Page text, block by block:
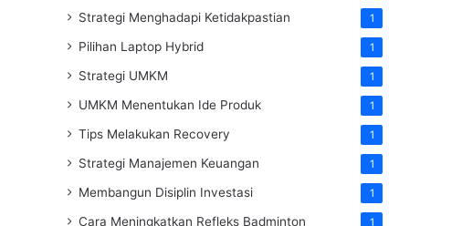
Strategi Menghadapi Ketidakpastian 1
Pilihan Laptop Hybrid 1
Strategi UMKM 1
UMKM Menentukan Ide Produk 1
Tips Melakukan Recovery 1
Strategi Manajemen Keuangan 1
Membangun Disiplin Investasi 1
Cara Meningkatkan Refleks Badminton 1